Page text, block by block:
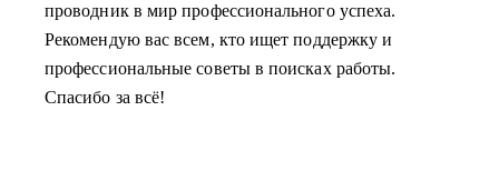
проводник в мир профессионального успеха.
Рекомендую вас всем, кто ищет поддержку и
профессиональные советы в поисках работы.
Спасибо за всё!